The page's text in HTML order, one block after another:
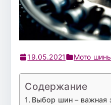
19.05.2021 Мото
Содержание
Выбор шин – важная